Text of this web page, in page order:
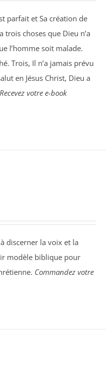
parfait et Sa création de
trois choses que Dieu n’a
l’homme soit malade.
Trois, Il n’a jamais prévu
en Jésus Christ, Dieu a
Recevez votre e-book
discerner la voix et la
modèle biblique pour
Commandez votre